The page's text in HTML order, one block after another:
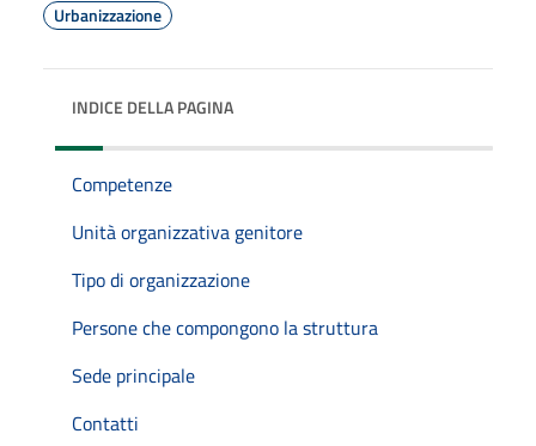
Urbanizzazione
INDICE DELLA PAGINA
Competenze
Unità organizzativa genitore
Tipo di organizzazione
Persone che compongono la struttura
Sede principale
Contatti